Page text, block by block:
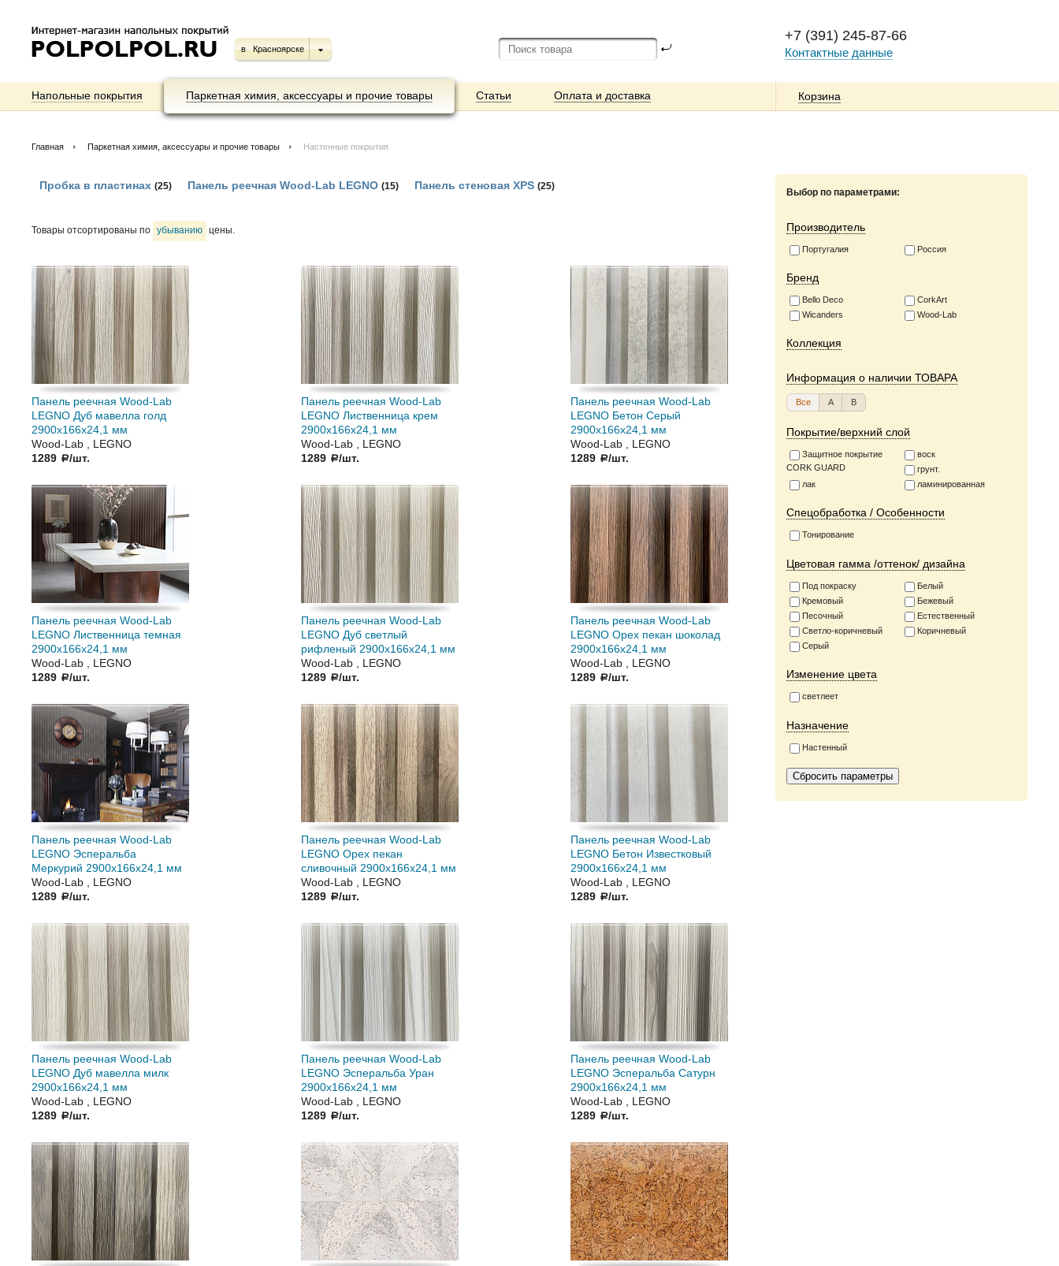
в Красноярске
+7 (391) 245-87-66
Контактные данные
Напольные покрытия Паркетная химия, аксессуары и прочие товары Статьи Оплата и доставка Корзина
Выбор по параметрами:
Производитель
Португалия Россия
Бренд
Bello Deco
CorkArt
Wicanders
Wood-Lab
Коллекция
Информация о наличии ТОВАРА
Все А В
Покрытие/верхний слой
Защитное покрытие
CORK GUARD
воск
грунт.
лак
ламинированная
Спецобработка / Особенности
Тонирование
Цветовая гамма /оттенок/ дизайна
Под покраску
Белый
Кремовый
Бежевый
Песочный
Естественный
Светло-коричневый
Коричневый
Серый
Изменение цвета
светлеет
Назначение
Настенный
Главная Паркетная химия, аксессуары и прочие товары Настенные покрытия
Пробка в пластинах (25) Панель реечная Wood-Lab LEGNO (15) Панель стеновая XPS (25)
Товары отсортированы по убыванию цены.
Панель реечная Wood-Lab
LEGNO Дуб мавелла голд
2900х166х24,1 мм
Wood-Lab , LEGNO
1289 a/шт.
Панель реечная Wood-Lab
LEGNO Лиственница крем
2900х166х24,1 мм
Wood-Lab , LEGNO
1289 a/шт.
Панель реечная Wood-Lab
LEGNO Бетон Серый
2900х166х24,1 мм
Wood-Lab , LEGNO
1289 a/шт.
Панель реечная Wood-Lab
LEGNO Лиственница темная
2900х166х24,1 мм
Wood-Lab , LEGNO
1289 a/шт.
Панель реечная Wood-Lab
LEGNO Дуб светлый
рифленый 2900х166х24,1 мм
Wood-Lab , LEGNO
1289 a/шт.
Панель реечная Wood-Lab
LEGNO Орех пекан шоколад
2900х166х24,1 мм
Wood-Lab , LEGNO
1289 a/шт.
Панель реечная Wood-Lab
LEGNO Эсперальба
Меркурий 2900х166х24,1 мм
Wood-Lab , LEGNO
1289 a/шт.
Панель реечная Wood-Lab
LEGNO Орех пекан
сливочный 2900х166х24,1 мм
Wood-Lab , LEGNO
1289 a/шт.
Панель реечная Wood-Lab
LEGNO Бетон Известковый
2900х166х24,1 мм
Wood-Lab , LEGNO
1289 a/шт.
Панель реечная Wood-Lab
LEGNO Дуб мавелла милк
2900х166х24,1 мм
Wood-Lab , LEGNO
1289 a/шт.
Панель реечная Wood-Lab
LEGNO Эсперальба Уран
2900х166х24,1 мм
Wood-Lab , LEGNO
1289 a/шт.
Панель реечная Wood-Lab
LEGNO Эсперальба Сатурн
2900х166х24,1 мм
Wood-Lab , LEGNO
1289 a/шт.